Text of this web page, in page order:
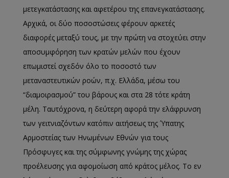
μετεγκατάστασης και αφετέρου της επανεγκατάστασης.
Αρχικά, οι δύο ποσοστώσεις φέρουν αρκετές
διαφορές μεταξύ τους, με την πρώτη να στοχεύει στην
αποσυμφόρηση των κρατών μελών που έχουν
επωμιστεί σχεδόν όλο το ποσοστό των
μεταναστευτικών ροών, π.χ. Ελλάδα, μέσω του
“διαμοιρασμού” του βάρους και στα 28 τότε κράτη
μέλη. Ταυτόχρονα, η δεύτερη αφορά την ελάφρυνση
των γειτνιαζόντων κατόπιν αιτήσεως της Ύπατης
Αρμοστείας των Ηνωμένων Εθνών για τους
Πρόσφυγες και της σύμφωνης γνώμης της χώρας
προέλευσης για αφομοίωση από κράτος μέλος. Το εν